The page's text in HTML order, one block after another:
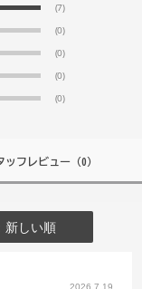
(7)
(0)
(0)
(0)
(0)
ッフレビュー（0）
新しい順